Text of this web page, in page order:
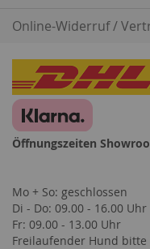
Online-Widerruf /
Öffnungszeiten
Mo + So: geschlossen
Di - Do: 09.00 - 16.00 Uhr
Fr: 09.00 - 13.00 Uhr
Freilaufender Hund